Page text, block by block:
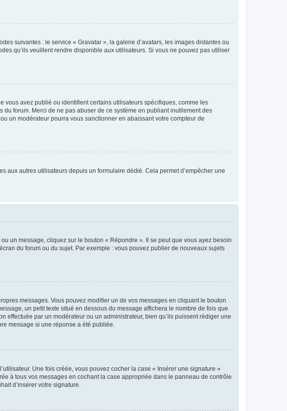
suivantes : le service « Gravatar », la galerie d’avatars, les images distantes ou
qu’ils veuillent rendre disponible aux utilisateurs. Si vous ne pouvez pas utiliser
vous avez publié ou identifient certains utilisateurs spécifiques, comme les
forum. Merci de ne pas abuser de ce système en publiant inutilement des
un modérateur pourra vous sanctionner en abaissant votre compteur de
aux autres utilisateurs depuis un formulaire dédié. Cela permet d’empêcher une
un message, cliquez sur le bouton « Répondre ». Il se peut que vous ayez besoin
du forum ou du sujet. Par exemple : vous pouvez publier de nouveaux sujets
messages. Vous pouvez modifier un de vos messages en cliquant le bouton
un petit texte situé en dessous du message affichera le nombre de fois que
effectuée par un modérateur ou un administrateur, bien qu’ils puissent rédiger une
message si une réponse a été publiée.
Une fois créée, vous pouvez cocher la case « Insérer une signature »
à tous vos messages en cochant la case appropriée dans le panneau de contrôle
d’insérer votre signature.